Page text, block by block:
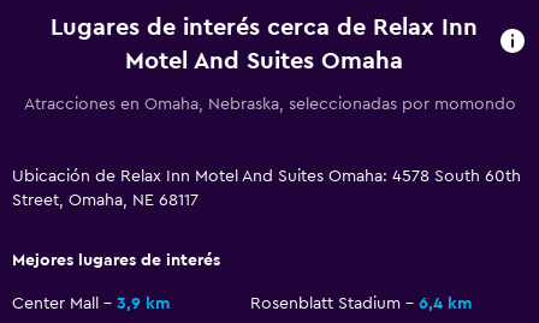
Estacionamiento gratuito
TV por cable o vía satélite
Zona de trabajo
Lugares de interés cerca de Relax Inn
Motel And Suites Omaha
Atracciones en Omaha, Nebraska, seleccionadas por momondo
Ubicación de Relax Inn Motel And Suites Omaha: 4578 South 60th
Street, Omaha, NE 68117
Mejores lugares de interés
Center Mall 3,9 km Rosenblatt Stadium
6,4 km